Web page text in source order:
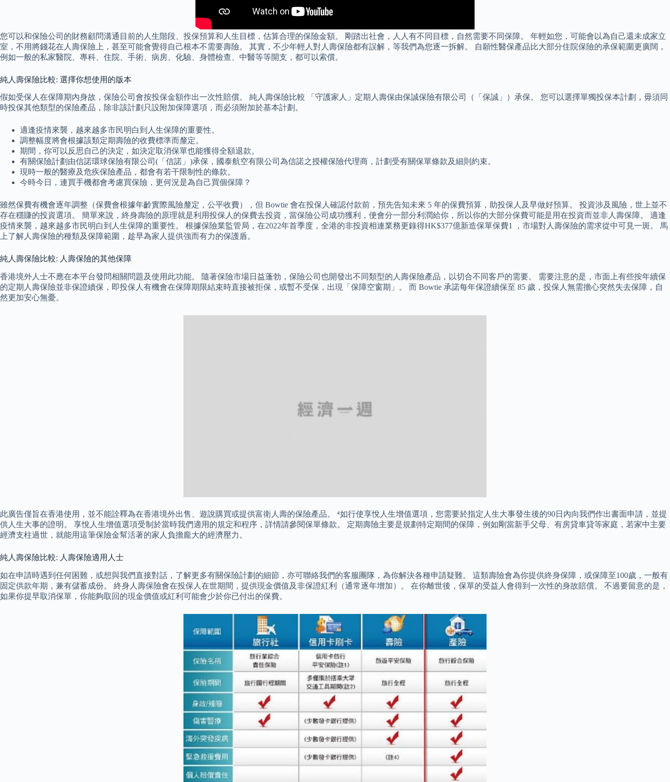
您可以和保險公司的財務顧問溝通目前的人生階段、投保預算和人生目標，估算合理的保險金額。 剛踏出社會，人人有不同目標，自然需要不同保障。 年輕如您，可能會以為自己還未成家立
室，不用將錢花在人壽保險上，甚至可能會覺得自己根本不需要壽險。 其實，不少年輕人對人壽保險都有誤解，等我們為您逐一拆解。 自願性醫保產品比大部分住院保險的承保範圍更廣闊，
例如一般的私家醫院、專科、住院、手術、病房、化驗、身體檢查、中醫等等開支，都可以索償。
純人壽保險比較: 選擇你想使用的版本
假如受保人在保障期內身故，保險公司會按投保金額作出一次性賠償。 純人壽保險比較 「守護家人」定期人壽保由保誠保險有限公司（「保誠」）承保。 您可以選擇單獨投保本計劃，毋須同
時投保其他類型的保險產品，除非該計劃只設附加保障選項，而必須附加於基本計劃。
適逢疫情來襲，越來越多市民明白到人生保障的重要性。
調整幅度將會根據該類定期壽險的收費標準而釐定。
期間，你可以反思自己的決定，如決定取消保單也能獲得全額退款。
有關保險計劃由信諾環球保險有限公司(「信諾」)承保，國泰航空有限公司為信諾之授權保險代理商，計劃受有關保單條款及細則約束。
現時一般的醫療及危疾保險產品，都會有若干限制性的條款。
今時今日，連買手機都會考慮買保險，更何況是為自己買個保障？
雖然保費有機會逐年調整（保費會根據年齡實際風險釐定，公平收費），但 Bowtie 會在投保人確認付款前，預先告知未來 5 年的保費預算，助投保人及早做好預算。 投資涉及風險，世上並不
存在穩賺的投資選項。 簡單來說，終身壽險的原理就是利用投保人的保費去投資，當保險公司成功獲利，便會分一部分利潤給你，所以你的大部分保費可能是用在投資而並非人壽保障。 適逢
疫情來襲，越來越多市民明白到人生保障的重要性。 根據保險業監管局，在2022年首季度，全港的非投資相連業務更錄得HK$377億新造保單保費1 ，市場對人壽保險的需求從中可見一斑。 馬
上了解人壽保險的種類及保障範圍，趁早為家人提供強而有力的保護盾。
純人壽保險比較: 人壽保險的其他保障
香港境外人士不應在本平台發問相關問題及使用此功能。 隨著保險市場日益蓬勃，保險公司也開發出不同類型的人壽保險產品，以切合不同客戶的需要。 需要注意的是，市面上有些按年續保
的定期人壽保險並非保證續保，即投保人有機會在保障期限結束時直接被拒保，或暫不受保，出現「保障空窗期」。 而 Bowtie 承諾每年保證續保至 85 歲，投保人無需擔心突然失去保障，自
然更加安心無憂。
此廣告僅旨在香港使用，並不能詮釋為在香港境外出售、遊說購買或提供富衛人壽的保險產品。 ⁴如行使享悅人生增值選項，您需要於指定人生大事發生後的90日內向我們作出書面申請，並提
供人生大事的證明。 享悅人生增值選項受制於當時我們適用的規定和程序，詳情請參閱保單條款。 定期壽險主要是規劃特定期間的保障，例如剛當新手父母、有房貸車貸等家庭，若家中主要
經濟支柱過世，就能用這筆保險金幫活著的家人負擔龐大的經濟壓力。
純人壽保險比較: 人壽保險適用人士
如在申請時遇到任何困難，或想與我們直接對話，了解更多有關保險計劃的細節，亦可聯絡我們的客服團隊，為你解決各種申請疑難。 這類壽險會為你提供終身保障，或保障至100歲，一般有
固定供款年期，兼有儲蓄成份。 終身人壽保險會在投保人在世期間，提供現金價值及非保證紅利（通常逐年增加）。 在你離世後，保單的受益人會得到一次性的身故賠償。 不過要留意的是，
如果你提早取消保單，你能夠取回的現金價值或紅利可能會少於你已付出的保費。